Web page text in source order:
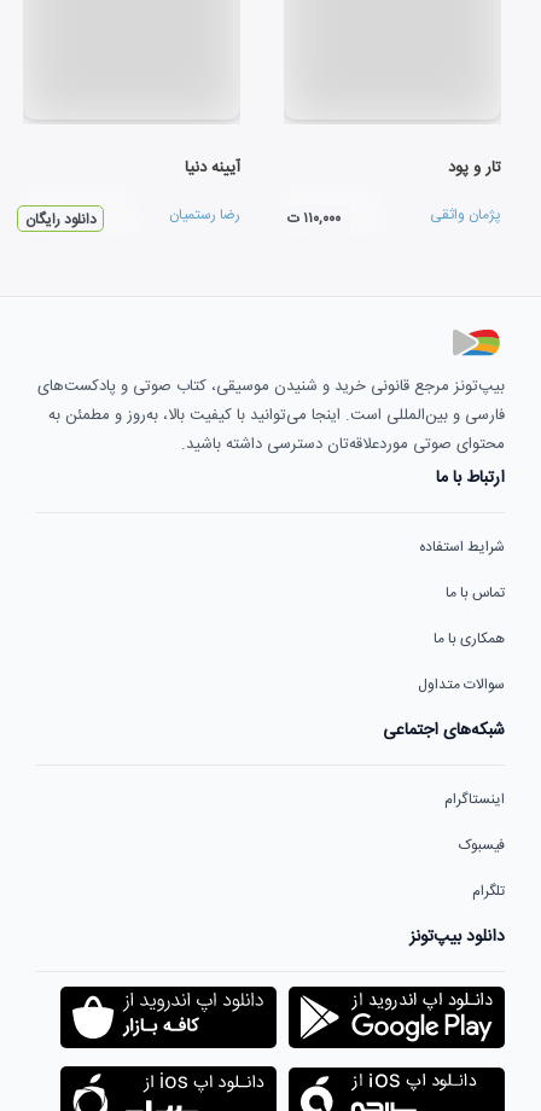
تار و پود
پژمان واثقی ۱۱۰,۰۰۰ ت
آیینه دنیا
رضا رستمیان دانلود رایگان
بیپ‌تونز مرجع قانونی خرید و شنیدن موسیقی، کتاب صوتی و پادکست‌های
فارسی و بین‌المللی است. اینجا می‌توانید با کیفیت بالا، به‌روز و مطمئن به
محتوای صوتی موردعلاقه‌تان دسترسی داشته باشید.
ارتباط با ما
شرایط استفاده
تماس با ما
همکاری با ما
سوالات متداول
شبکه‌های اجتماعی
اینستاگرام
فیسبوک
تلگرام
دانلود بیپ‌تونز